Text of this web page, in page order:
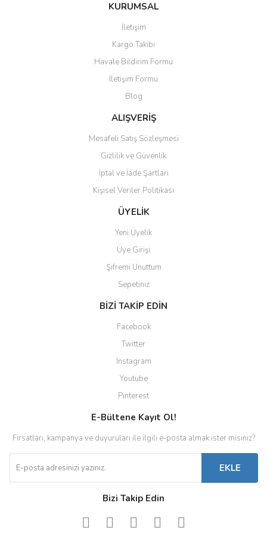
KURUMSAL
İletişim
Kargo Takibi
Havale Bildirim Formu
İletişim Formu
Blog
ALIŞVERİŞ
Mesafeli Satış Sözleşmesi
Gizlilik ve Güvenlik
İptal ve İade Şartları
Kişisel Veriler Politikası
ÜYELİK
Yeni Üyelik
Üye Girişi
Şifremi Unuttum
Sepetiniz
BİZİ TAKİP EDİN
Facebook
Twitter
Instagram
Youtube
Pinterest
E-Bültene Kayıt Ol!
Fırsatları, kampanya ve duyuruları ile ilgili e-posta almak ister misiniz?
EKLE
Bizi Takip Edin